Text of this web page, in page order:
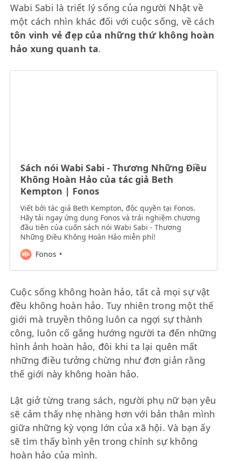
Wabi Sabi là triết lý sống của người Nhật về
một cách nhìn khác đối với cuộc sống, về cách
tôn vinh vẻ đẹp của những thứ không hoàn
hảo xung quanh ta.
Sách nói Wabi Sabi - Thương Những Điều
Không Hoàn Hảo của tác giả Beth
Kempton | Fonos
Viết bởi tác giả Beth Kempton, độc quyền tại Fonos.
Hãy tải ngay ứng dụng Fonos và trải nghiệm chương
đầu tiên của cuốn sách nói Wabi Sabi - Thương
Những Điều Không Hoàn Hảo miễn phí!
Fonos
Cuộc sống không hoàn hảo, tất cả mọi sự vật
đều không hoàn hảo. Tuy nhiên trong một thế
giới mà truyền thông luôn ca ngợi sự thành
công, luôn cố gắng hướng người ta đến những
hình ảnh hoàn hảo, đôi khi ta lại quên mất
những điều tưởng chừng như đơn giản rằng
thế giới này không hoàn hảo.
Lật giở từng trang sách, người phụ nữ bạn yêu
sẽ cảm thấy nhẹ nhàng hơn với bản thân mình
giữa những kỳ vọng lớn của xã hội. Và bạn ấy
sẽ tìm thấy bình yên trong chính sự không
hoàn hảo của mình.